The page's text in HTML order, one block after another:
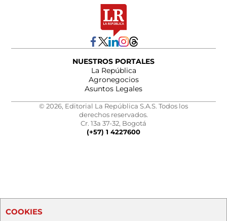
NUESTROS PORTALES
La República
Agronegocios
Asuntos Legales
© 2026, Editorial La República S.A.S. Todos los
derechos reservados.
Cr. 13a 37-32, Bogotá
(+57) 1 4227600
COOKIES